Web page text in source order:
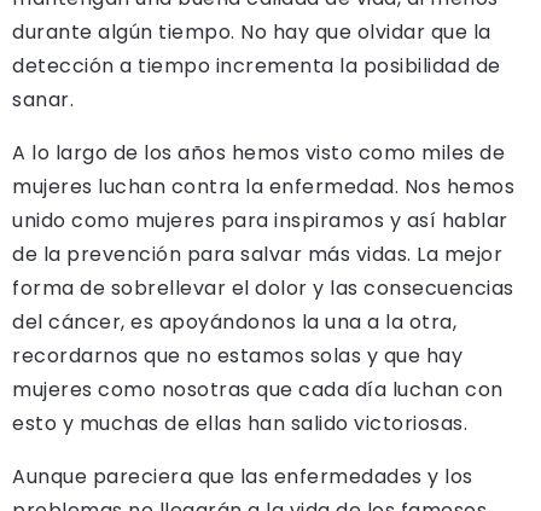
durante algún tiempo. No hay que olvidar que la
detección a tiempo incrementa la posibilidad de
sanar.
A lo largo de los años hemos visto como miles de
mujeres luchan contra la enfermedad. Nos hemos
unido como mujeres para inspiramos y así hablar
de la prevención para salvar más vidas. La mejor
forma de sobrellevar el dolor y las consecuencias
del cáncer, es apoyándonos la una a la otra,
recordarnos que no estamos solas y que hay
mujeres como nosotras que cada día luchan con
esto y muchas de ellas han salido victoriosas.
Aunque pareciera que las enfermedades y los